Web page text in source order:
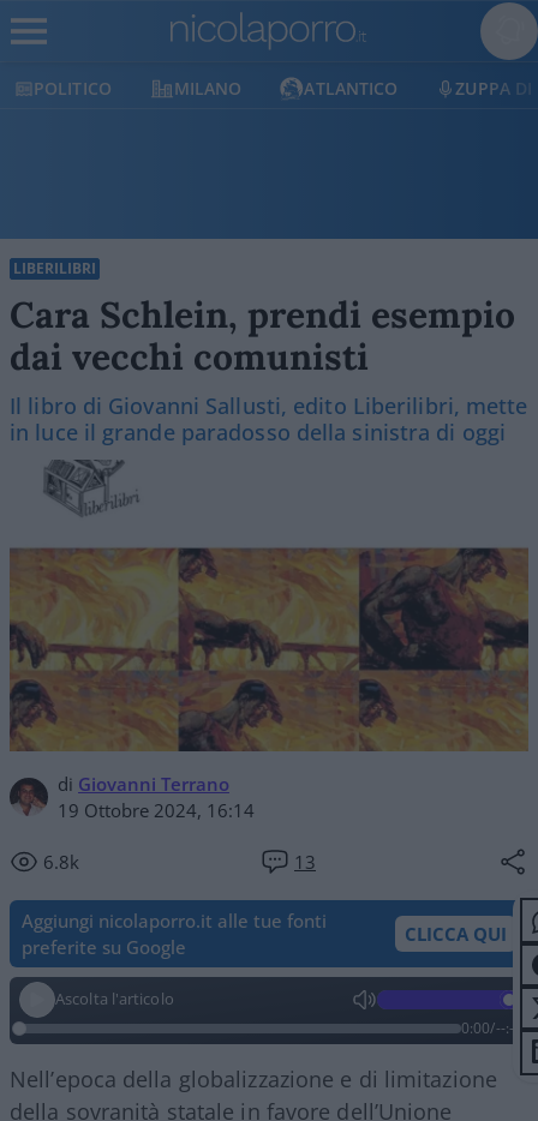
MILANO ATLANTICO ZUPPA DI PORRO
LIBERILIBRI
Cara Schlein, prendi esempio
dai vecchi comunisti
Il libro di Giovanni Sallusti, edito Liberilibri, mette
in luce il grande paradosso della sinistra di oggi
di Giovanni Terrano
19 Ottobre 2024, 16:14
6.8k 13
Aggiungi nicolaporro.it alle tue fonti
preferite su Google
CLICCA QUI
Ascolta l'articolo
0:00/--:--
Nell’epoca della globalizzazione e di limitazione
della sovranità statale in favore dell’Unione